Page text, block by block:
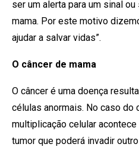
ser um alerta para um sinal
mama. Por este motivo
ajudar a salvar vidas”.
O câncer de mama
O câncer é uma doença
células anormais. No caso do
multiplicação celular acontece
tumor que poderá invadir